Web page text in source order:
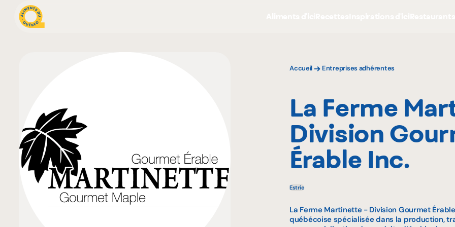
Accueil Entreprises adhérentes
La Ferme
Division
Érable Inc.
Estrie
La Ferme Martinette - Division Gourmet
québécoise spécialisée dans la production,